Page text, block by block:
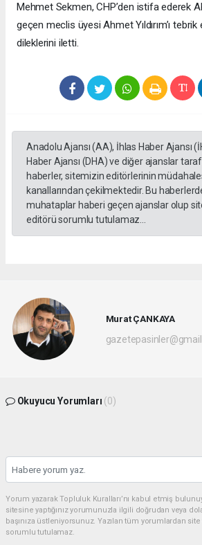
Mehmet Sekmen, CHP’den istifa ederek
geçen meclis üyesi Ahmet Yıldırım’ı tebrik
dileklerini iletti.
Anadolu Ajansı (AA), İhlas Haber Ajansı
Haber Ajansı (DHA) ve diğer ajanslar
haberler, sitemizin editörlerinin
kanallarından çekilmektedir. Bu
muhataplar haberi geçen ajanslar olup
editörü sorumlu tutulamaz...
Murat ÇANKAYA
Okuyucu Yorumları (0)
Yorum yazarak Topluluk Kuralları’nı kabul etmiş
sitesine yaptığınız yorumunuzla ilgili doğrudan veya
başınıza üstleniyorsunuz. Yazılan tüm yorumlardan
sorumlu tutulamaz.